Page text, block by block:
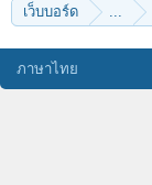
เว็บบอร์ด ...
ภาษาไทย